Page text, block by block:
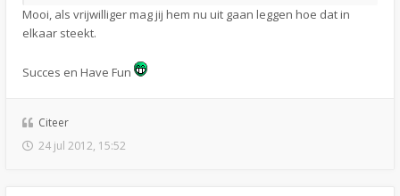
Mooi, als vrijwilliger mag jij hem nu uit gaan leggen hoe dat in
elkaar steekt.
Succes en Have Fun
Citeer
24 jul 2012, 15:52